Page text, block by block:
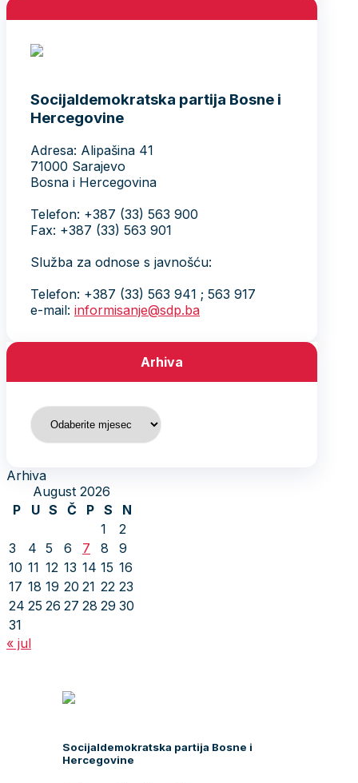
Socijaldemokratska partija Bosne i
Hercegovine
Adresa: Alipašina 41
71000 Sarajevo
Bosna i Hercegovina
Telefon: +387 (33) 563 900
Fax: +387 (33) 563 901
Služba za odnose s javnošću:
Telefon: +387 (33) 563 941 ; 563 917
e-mail: informisanje@sdp.ba
Arhiva
Arhiva
Arhiva
August 2026
P
U S Č P S
N
1
2
3
4 5 6 7 8
9
10 11 12 13 14 15 16
17 18 19 20 21 22 23
24 25 26 27 28 29 30
31
« jul
Socijaldemokratska partija Bosne i
Hercegovine